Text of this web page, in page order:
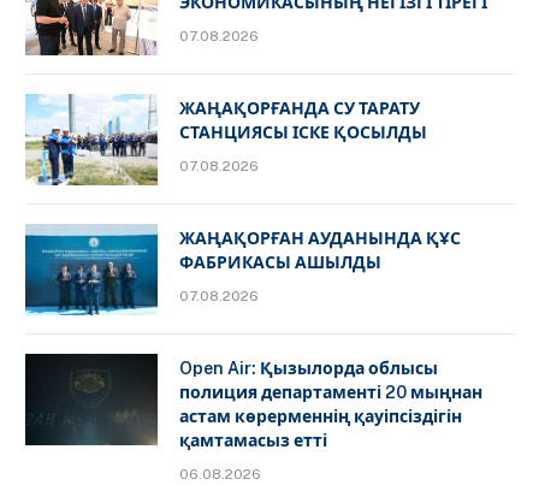
07.08.2026
ЖАҢАҚОРҒАНДА СУ ТАРАТУ
СТАНЦИЯСЫ ІСКЕ ҚОСЫЛДЫ
07.08.2026
ЖАҢАҚОРҒАН АУДАНЫНДА ҚҰС
ФАБРИКАСЫ АШЫЛДЫ
07.08.2026
Open Air: Қызылорда облысы
полиция департаменті 20 мыңнан
астам көрерменнің қауіпсіздігін
қамтамасыз етті
06.08.2026